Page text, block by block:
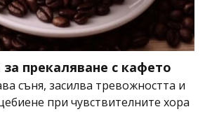
прекаляване с кафето
съня, засилва тревожността и
при чувствителните хора